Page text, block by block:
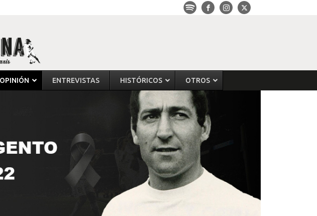
OPINIÓN ENTREVISTAS HISTÓRICOS OTROS